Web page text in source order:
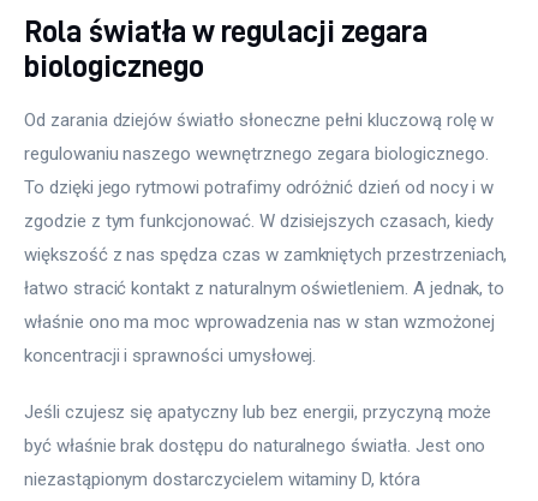
Rola światła w regulacji zegara
biologicznego
Od zarania dziejów światło słoneczne pełni kluczową rolę w
regulowaniu naszego wewnętrznego zegara biologicznego.
To dzięki jego rytmowi potrafimy odróżnić dzień od nocy i w
zgodzie z tym funkcjonować. W dzisiejszych czasach, kiedy
większość z nas spędza czas w zamkniętych przestrzeniach,
łatwo stracić kontakt z naturalnym oświetleniem. A jednak, to
właśnie ono ma moc wprowadzenia nas w stan wzmożonej
koncentracji i sprawności umysłowej.
Jeśli czujesz się apatyczny lub bez energii, przyczyną może
być właśnie brak dostępu do naturalnego światła. Jest ono
niezastąpionym dostarczycielem witaminy D, która